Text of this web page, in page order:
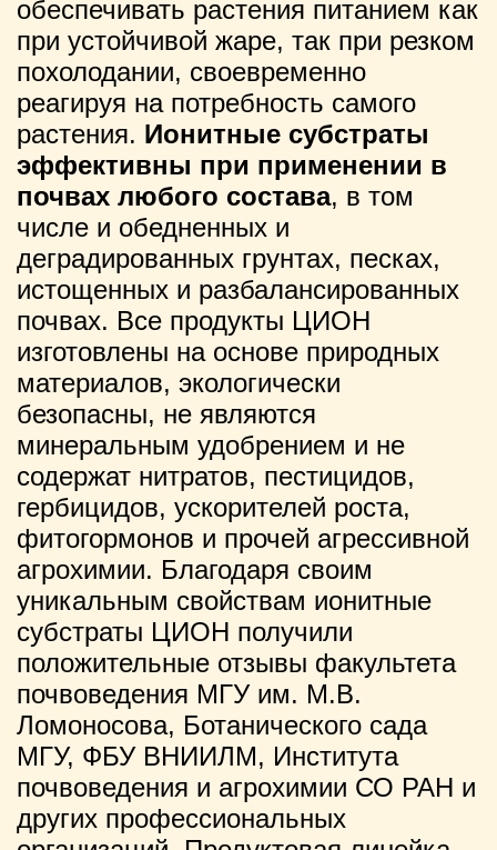
обеспечивать растения питанием как
при устойчивой жаре, так при резком
похолодании, своевременно
реагируя на потребность самого
растения. Ионитные субстраты
эффективны при применении в
почвах любого состава, в том
числе и обедненных и
деградированных грунтах, песках,
истощенных и разбалансированных
почвах. Все продукты ЦИОН
изготовлены на основе природных
материалов, экологически
безопасны, не являются
минеральным удобрением и не
содержат нитратов, пестицидов,
гербицидов, ускорителей роста,
фитогормонов и прочей агрессивной
агрохимии. Благодаря своим
уникальным свойствам ионитные
субстраты ЦИОН получили
положительные отзывы факультета
почвоведения МГУ им. М.В.
Ломоносова, Ботанического сада
МГУ, ФБУ ВНИИЛМ, Института
почвоведения и агрохимии СО РАН и
других профессиональных